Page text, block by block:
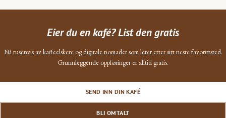
Eier du en kafé? List den gratis
Nå tusenvis av kaffeelskere og digitale nomader som leter etter sitt neste favorittsted.
Grunnleggende oppføringer er alltid gratis.
SEND INN DIN KAFÉ
BLI OMTALT